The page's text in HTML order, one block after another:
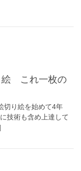
切り絵を始めて4年
技術も含め上達して